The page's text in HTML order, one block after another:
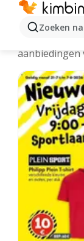
Zoeken
Paal
aanbiedingen